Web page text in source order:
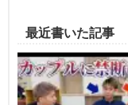
最近書いた記事